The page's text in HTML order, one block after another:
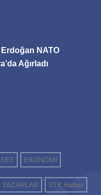
NATO
Ağırladı
EKONOMİ
YAZARLAR STK Haber